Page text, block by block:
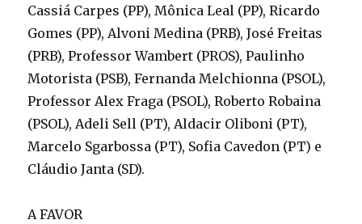
Cassiá Carpes (PP), Mônica Leal (PP), Ricardo
Gomes (PP), Alvoni Medina (PRB), José Freitas
(PRB), Professor Wambert (PROS), Paulinho
Motorista (PSB), Fernanda Melchionna (PSOL),
Professor Alex Fraga (PSOL), Roberto Robaina
(PSOL), Adeli Sell (PT), Aldacir Oliboni (PT),
Marcelo Sgarbossa (PT), Sofia Cavedon (PT) e
Cláudio Janta (SD).
A FAVOR